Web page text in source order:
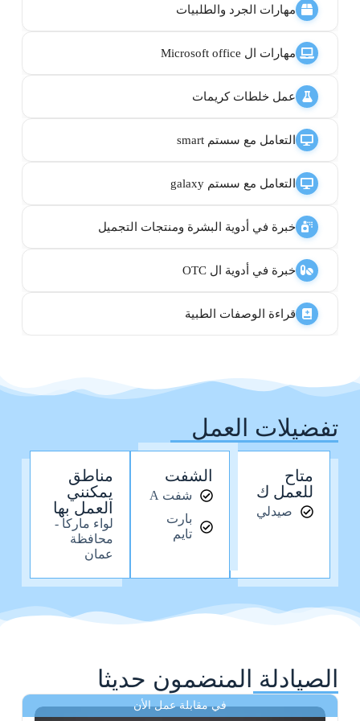
مهارات الجرد والطلبيات
مهارات ال Microsoft office
عمل خلطات كريمات
التعامل مع سستم smart
التعامل مع سستم galaxy
خبرة في أدوية البشرة ومنتجات التجميل
خبرة في أدوية ال OTC
قراءة الوصفات الطبية
تفضيلات العمل
متاح
للعمل ك
صيدلي
الشفت
شفت A
بارت
تايم
مناطق
يمكنني
العمل بها
لواء ماركا -
محافظة
عمان
الصيادلة المنضمون حديثا
في مقابلة عمل الأن